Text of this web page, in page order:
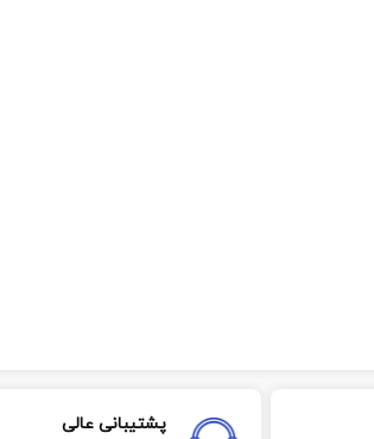
پشتیبانی عالی